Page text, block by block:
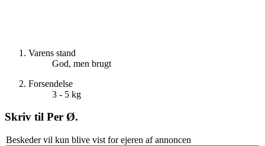
Varens stand
God, men brugt
Forsendelse
3 - 5 kg
Skriv til Per Ø.
Beskeder vil kun blive vist for ejeren af annoncen